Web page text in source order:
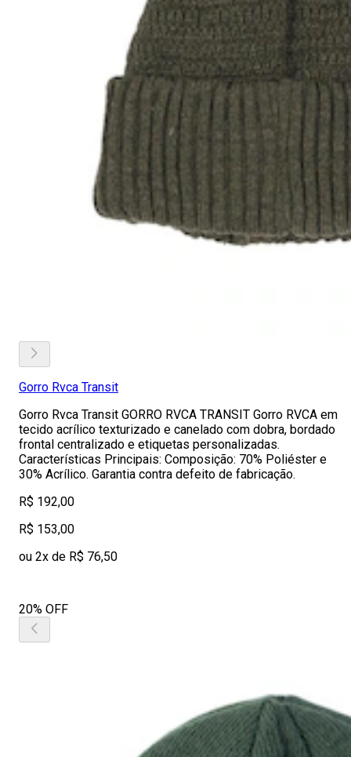
Gorro Rvca Transit
Gorro Rvca Transit GORRO RVCA TRANSIT Gorro RVCA em
tecido acrílico texturizado e canelado com dobra, bordado
frontal centralizado e etiquetas personalizadas.
Características Principais: Composição: 70% Poliéster e
30% Acrílico. Garantia contra defeito de fabricação.
R$ 192,00
R$ 153,00
ou 2x de R$ 76,50
20% OFF